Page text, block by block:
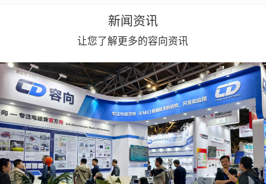
新闻资讯
让您了解更多的容向资讯